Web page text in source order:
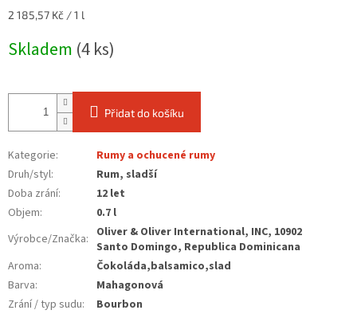
Měrná
2 185,57 Kč / 1 l
Skladem (4 ks)
Přidat do košíku
Kategorie:
Rumy a ochucené rumy
Druh/styl:
Rum, sladší
Doba zrání:
12 let
Objem:
0.7 l
Výrobce/Značka: Oliver & Oliver International, INC, 10902
Santo Domingo, Republica Dominicana
Aroma:
Čokoláda,balsamico,slad
Barva:
Mahagonová
Zrání / typ sudu:
Bourbon